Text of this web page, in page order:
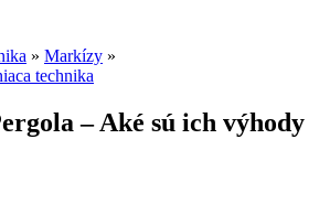
» Markízy »
technika
– Aké sú ich výhody